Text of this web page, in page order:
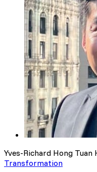
Yves-Richard Hong Tuan
Transformation